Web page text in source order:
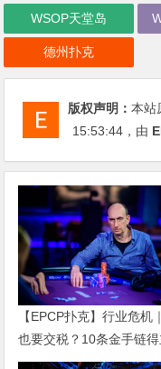
WSOP天堂岛
德州扑克
版权声明：本站
15:53:44 ，由
【EPCP扑克】行业危机
也要交税？10条金手链
“扛不住”，主动砍掉四分